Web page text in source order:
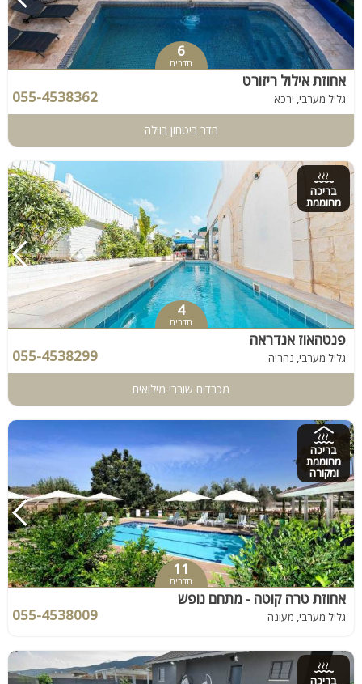
6
חדרים
אחוזת אילול ריזורט
גליל מערבי, ירכא 055-4538362
חדר ביטחון בוילה
בריכה
מחוממת
4
חדרים
פנטהאוז אנדראה
גליל מערבי, נהריה 055-4538299
מכבדים שוברי מילואים
בריכה
מחוממת
ומקורה
11
חדרים
אחוזת טרה קוטה - מתחם נופש
גליל מערבי, מעונה 055-4538009
בריכה